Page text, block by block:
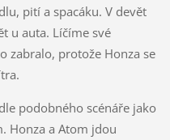
pití a spacáku. V devět
u auta. Líčíme své
zabralo, protože Honza se
scénáře jako
Honza a Atom jdou